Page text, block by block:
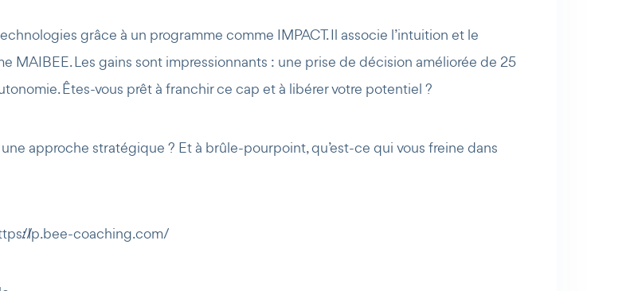
grâce à un programme comme IMPACT. Il associe l’intuition et le
MAIBEE. Les gains sont impressionnants : une prise de décision améliorée de 25
Êtes-vous prêt à franchir ce cap et à libérer votre potentiel ?
approche stratégique ? Et à brûle-pourpoint, qu’est-ce qui vous freine dans
lp.bee-coaching.com/